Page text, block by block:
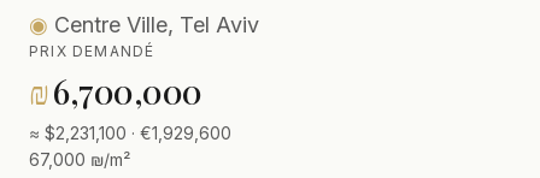
◉ Centre Ville, Tel Aviv
PRIX DEMANDÉ
₪6,700,000
≈ $2,231,100 · €1,929,600
67,000 ₪/m²